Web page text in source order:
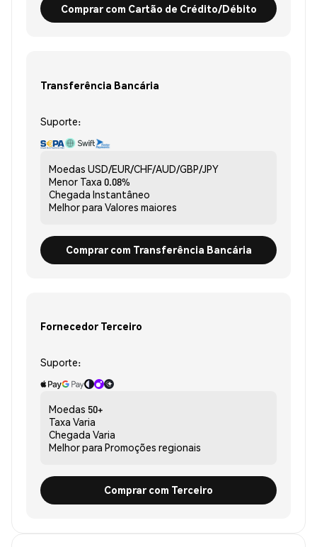
Comprar com Cartão de Crédito/Débito
Transferência Bancária
Suporte:
Moedas USD/EUR/CHF/AUD/GBP/JPY
Menor Taxa 0.08%
Chegada Instantâneo
Melhor para Valores maiores
Comprar com Transferência Bancária
Fornecedor Terceiro
Suporte:
Moedas 50+
Taxa Varia
Chegada Varia
Melhor para Promoções regionais
Comprar com Terceiro